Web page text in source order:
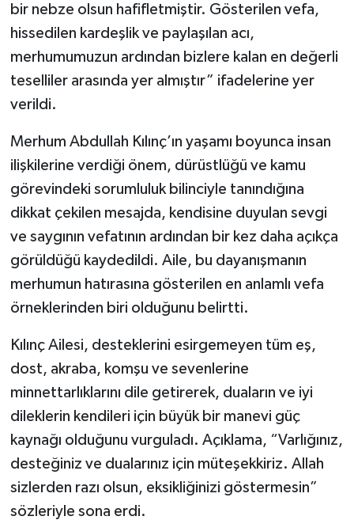
bir nebze olsun hafifletmiştir. Gösterilen vefa,
hissedilen kardeşlik ve paylaşılan acı,
merhumumuzun ardından bizlere kalan en değerli
teselliler arasında yer almıştır” ifadelerine yer
verildi.
Merhum Abdullah Kılınç’ın yaşamı boyunca insan
ilişkilerine verdiği önem, dürüstlüğü ve kamu
görevindeki sorumluluk bilinciyle tanındığına
dikkat çekilen mesajda, kendisine duyulan sevgi
ve saygının vefatının ardından bir kez daha açıkça
görüldüğü kaydedildi. Aile, bu dayanışmanın
merhumun hatırasına gösterilen en anlamlı vefa
örneklerinden biri olduğunu belirtti.
Kılınç Ailesi, desteklerini esirgemeyen tüm eş,
dost, akraba, komşu ve sevenlerine
minnettarlıklarını dile getirerek, duaların ve iyi
dileklerin kendileri için büyük bir manevi güç
kaynağı olduğunu vurguladı. Açıklama, “Varlığınız,
desteğiniz ve dualarınız için müteşekkiriz. Allah
sizlerden razı olsun, eksikliğinizi göstermesin”
sözleriyle sona erdi.